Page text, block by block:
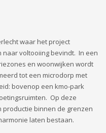
waar het project
naar voltooiing bevindt. In een
en woonwijken wordt
tot een microdorp met
bovenop een kmo-park
Op deze
productie binnen de grenzen
laten bestaan.